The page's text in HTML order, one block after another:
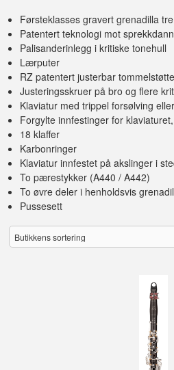
Førsteklasses gravert grenadilla tre
Patentert teknologi mot
Palisanderinlegg i kritiske tonehull
Lærputer
RZ patentert justerbar tommelstøtte
Justeringsskruer på bro og flere
Klaviatur med trippel forsølving
Forgylte innfestinger for
18 klaffer
Karbonringer
Klaviatur innfestet på akslinger i
To pærestykker (A440 / A442)
To øvre deler i henholdsvis
Pussesett